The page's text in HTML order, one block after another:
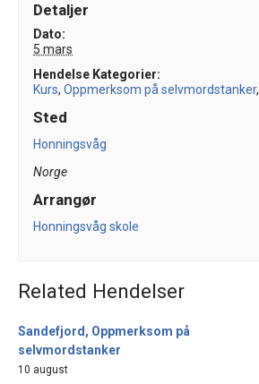
Detaljer
Dato:
5 mars
Hendelse Kategorier:
Kurs,Oppmerksom på selvmordstanker,
Sted
Honningsvåg
Norge
Arrangør
Honningsvåg skole
Related Hendelser
Sandefjord, Oppmerksom på
selvmordstanker
10 august